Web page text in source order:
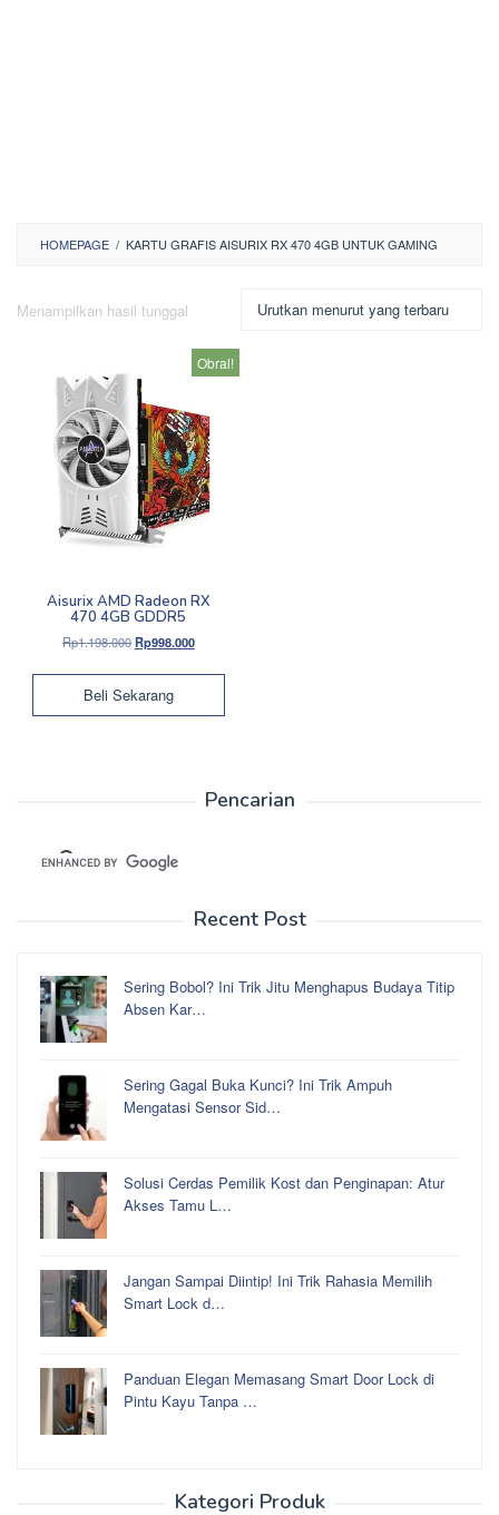
HOMEPAGE / KARTU GRAFIS AISURIX RX 470 4GB UNTUK GAMING
Menampilkan hasil tunggal
Obral!
Aisurix AMD Radeon RX
470 4GB GDDR5
Rp1.198.000Harga
adalah:
Rp1.198.000.
Rp998.000Harga
ini
Rp998.000.
Beli Sekarang
Pencarian
Recent Post
Sering Bobol? Ini Trik Jitu Menghapus Budaya Titip
Absen Kar…
Sering Gagal Buka Kunci? Ini Trik Ampuh
Mengatasi Sensor Sid…
Solusi Cerdas Pemilik Kost dan Penginapan: Atur
Akses Tamu L…
Jangan Sampai Diintip! Ini Trik Rahasia Memilih
Smart Lock d…
Panduan Elegan Memasang Smart Door Lock di
Pintu Kayu Tanpa …
Kategori Produk